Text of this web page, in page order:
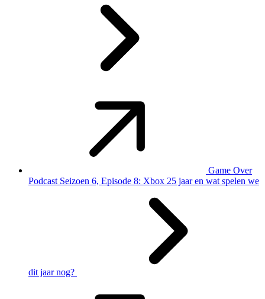
Game Over
Podcast Seizoen 6, Episode 8: Xbox 25 jaar en wat spelen we
dit jaar nog?